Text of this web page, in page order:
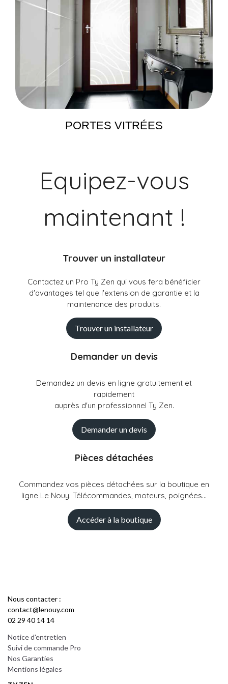
PORTES VITRÉES
Equipez-vous
maintenant !
Trouver un installateur
Contactez un Pro Ty Zen qui vous fera bénéficier
d'avantages tel que l'extension de garantie et la
maintenance des produits.
Trouver un installateur
Demander un devis
Demandez un devis en ligne gratuitement et
rapidement
auprès d'un professionnel Ty Zen.
Demander un devis
Pièces détachées
Commandez vos pièces détachées sur la boutique en
ligne Le Nouy. Télécommandes, moteurs, poignées...
Accéder à la boutique
Nous contacter :
contact@lenouy.com
02 29 40 14 14
Notice d'entretien
Suivi de commande Pro
Nos Garanties
Mentions légales